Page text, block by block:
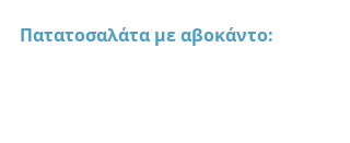
Πατατοσαλάτα με αβοκάντο: